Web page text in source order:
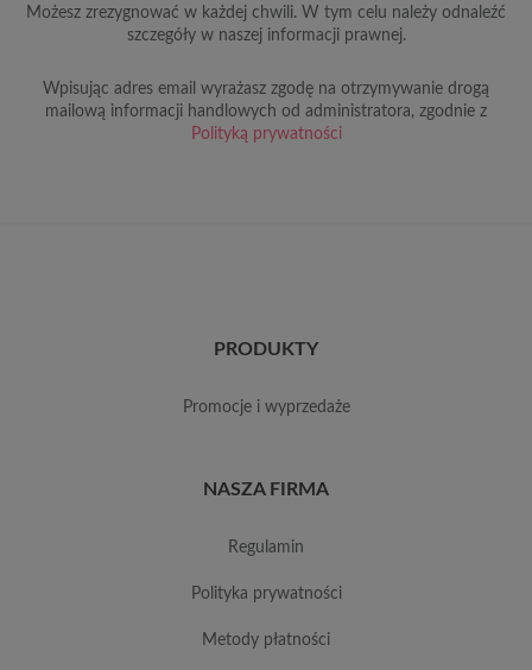
Możesz zrezygnować w każdej chwili. W tym celu należy odnaleźć
szczegóły w naszej informacji prawnej.
Wpisując adres email wyrażasz zgodę na otrzymywanie drogą
mailową informacji handlowych od administratora, zgodnie z
Polityką prywatności
PRODUKTY
promocje i wyprzedaże
NASZA FIRMA
regulamin
polityka prywatności
metody płatności